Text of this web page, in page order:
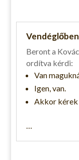
Beront a
ordítva kérdi:
Van
Igen, van.
Akkor
…